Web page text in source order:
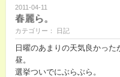
2011-04-11
春麗ら。
カテゴリー： 日記
日曜のあまりの天気良かっ
昼。
選挙ついでにぶらぶら。